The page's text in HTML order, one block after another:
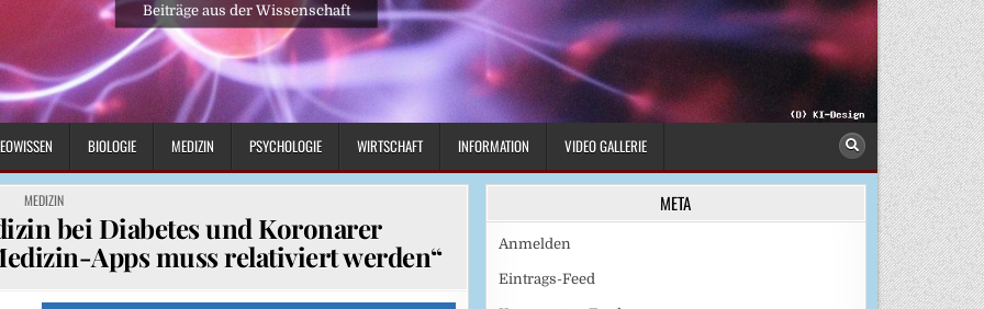
Beiträge aus der Wissenschaft
BIOLOGIE MEDIZIN PSYCHOLOGIE WIRTSCHAFT INFORMATION VIDEO GALLERIE
POSTED
IN
MEDIZIN
bei Diabetes und Koronarer
Apps muss relativiert werden“
META
Anmelden
Eintrags-Feed